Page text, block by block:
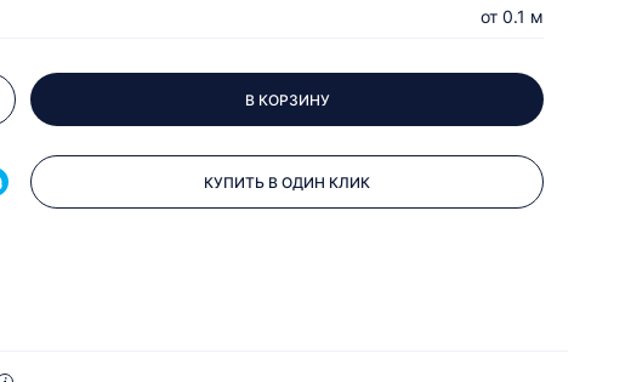
от 0.1 м
В КОРЗИНУ
КУПИТЬ В ОДИН КЛИК